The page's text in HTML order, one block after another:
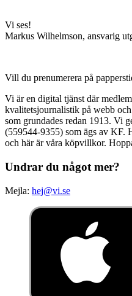
Vi ses!
Markus Wilhelmson, ansvarig
Vill du prenumerera på
Vi är en digital tjänst där
kvalitetsjournalistik på webb
som grundades redan 1913. Vi
(559544-9355) som ägs av KF.
och här är våra köpvillkor.
Undrar du något mer?
Mejla: hej@vi.se